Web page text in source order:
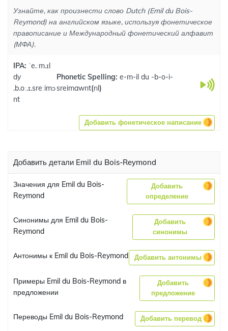
Узнайте, как произнести слово Dutch (Emil du Bois-
Reymond) на английском языке, используя фонетическое
правописание и Международный фонетический алфавит
(МФА).
IPA: ˈe.ːm.ɪl
dy
.b.oː.ɪ.sreːimɔ
nt
Phonetic Spelling: e-m-il du -b-o-i-
sreimawnt(nl)
Добавить фонетическое написание
Добавить детали Emil du Bois-Reymond
Значения для Emil du Bois-
Reymond
Добавить
определение
Синонимы для Emil du Bois-
Reymond
Добавить
синонимы
Антонимы к Emil du Bois-Reymond Добавить антонимы
Примеры Emil du Bois-Reymond в
предложении
Добавить
предложение
Переводы Emil du Bois-Reymond Добавить перевод